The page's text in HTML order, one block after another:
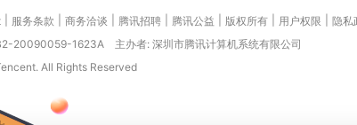
服务条款 商务洽谈 腾讯招聘 腾讯公益 版权所有 用户权限 隐私
20090059-1623A
主办者: 深圳市腾讯计算机系统有限公司
All Rights Reserved